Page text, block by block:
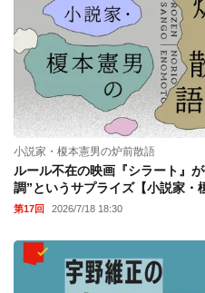
小説家・榎本憲男の炉前散語
ルール不在の映画『シラート』
調”というサプライズ【小説家・
第17回 2026/7/18 18:30